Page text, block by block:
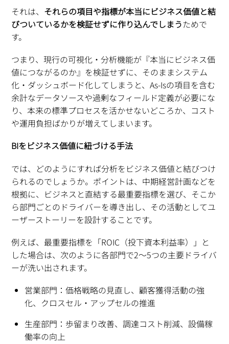
それは、 それらの項目や指標が本当にビジネス価値と結
びついているかを検証せずに作り込んでしまうためで
す。
つまり、現行の可視化・分析機能が『本当にビジネス価
値につながるのか』を検証せずに、そのままシステム
化・ダッシュボード化してしまうと、As-Isの項目を含む
余計なデータソースや過剰なフィールド定義が必要にな
り、本来の標準プロセスを活かせないどころか、コスト
や運用負担ばかりが増えてしまいます。
BIをビジネス価値に紐づける手法
では、どのようにすれば分析をビジネス価値と結びつけ
られるのでしょうか。ポイントは、中期経営計画などを
根拠に、ビジネスと直結する最重要指標を選び、そこか
ら部門ごとのドライバーを導き出し、その活動としてユ
ーザーストーリーを設計することです。
例えば、最重要指標を「ROIC（投下資本利益率）」と
した場合は、次のように各部門で2〜5つの主要ドライバ
ーが洗い出されます。
営業部門：価格戦略の見直し、顧客獲得活動の強
化、クロスセル・アップセルの推進
生産部門：歩留まり改善、調達コスト削減、設備稼
働率の向上